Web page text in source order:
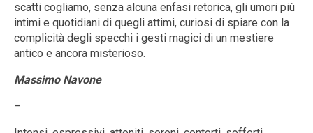
scatti cogliamo, senza alcuna enfasi retorica, gli umori più
intimi e quotidiani di quegli attimi, curiosi di spiare con la
complicità degli specchi i gesti magici di un mestiere
antico e ancora misterioso.
Massimo Navone
–